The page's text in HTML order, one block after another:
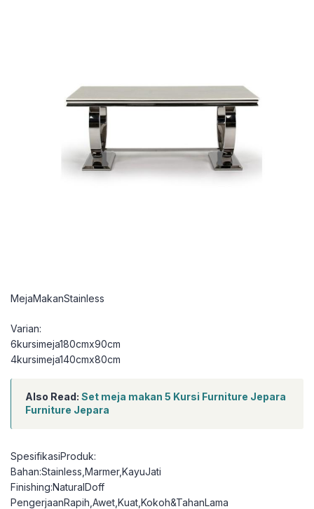
MejaMakanStainless
Varian:
6kursimeja180cmx90cm
4kursimeja140cmx80cm
Also Read: Set meja makan 5 Kursi Furniture Jepara
Furniture Jepara
SpesifikasiProduk:
Bahan:Stainless,Marmer,KayuJati
Finishing:NaturalDoff
PengerjaanRapih,Awet,Kuat,Kokoh&TahanLama